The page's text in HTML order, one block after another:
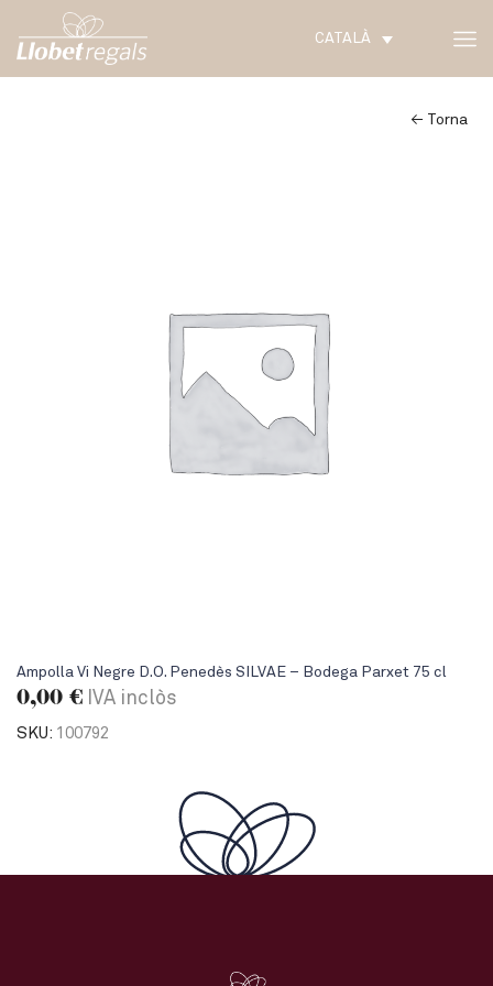
CATALÀ
← Torna
Ampolla Vi Negre D.O. Penedès SILVAE – Bodega Parxet 75 cl
0,00 € IVA inclòs
SKU: 100792